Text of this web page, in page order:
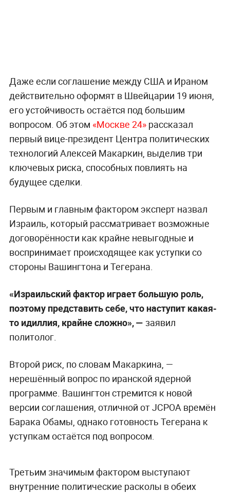
Даже если соглашение между США и Ираном
действительно оформят в Швейцарии 19 июня,
его устойчивость остаётся под большим
вопросом. Об этом «Москве 24»рассказал
первый вице-президент Центра политических
технологий Алексей Макаркин, выделив три
ключевых риска, способных повлиять на
будущее сделки.
Первым и главным фактором эксперт назвал
Израиль, который рассматривает возможные
договорённости как крайне невыгодные и
воспринимает происходящее как уступки со
стороны Вашингтона и Тегерана.
«Израильский фактор играет большую роль,
поэтому представить себе, что наступит какая-
то идиллия, крайне сложно», — заявил
политолог.
Второй риск, по словам Макаркина, —
нерешённый вопрос по иранской ядерной
программе. Вашингтон стремится к новой
версии соглашения, отличной от JCPOA времён
Барака Обамы, однако готовность Тегерана к
уступкам остаётся под вопросом.
Третьим значимым фактором выступают
внутренние политические расколы в обеих